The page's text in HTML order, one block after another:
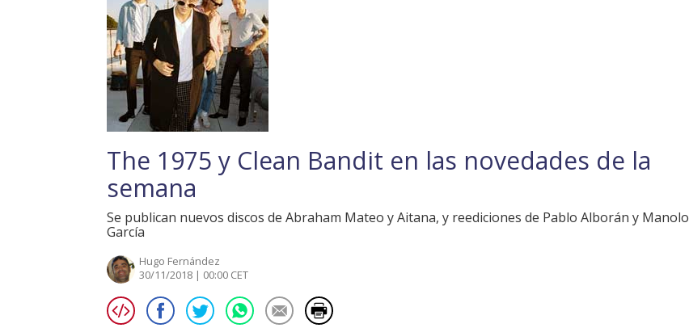
The 1975 y Clean Bandit en las novedades de la
semana
Se publican nuevos discos de Abraham Mateo y Aitana, y reediciones de Pablo Alborán y Manolo
García
Hugo Fernández
30/11/2018 | 00:00 CET